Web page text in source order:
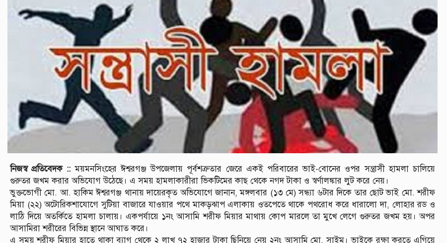
নিজস্ব প্রতিবেদক :: ময়মনসিংহের ঈশ্বরগঞ্জ উপজেলায় পূর্বশত্রুতার জেরে একই পরিবারের ভাই-বোনের ওপর সন্ত্রাসী হামলা চালিয়ে
গুরুতর জখম করার অভিযোগ উঠেছে। এ সময় হামলাকারীরা ভিকটিমের কাছ থেকে নগদ টাকা ও স্বর্ণালঙ্কার লুট করে নেয়।
ভুক্তভোগী মো. আ. হাকিম ঈশ্বরগঞ্জ থানায় দায়েরকৃত অভিযোগে জানান, মঙ্গলবার (১৩ মে) সন্ধ্যা ৬টার দিকে তার ছোট ভাই মো. শরীফ
মিয়া (২২) অটোরিকশাযোগে সুটিয়া বাজারে যাওয়ার পথে মাকড়ঝাপ এলাকায় ওতপেতে থাকে পথরোধ করে ধারালো দা, লোহার রড ও
লাঠি দিয়ে অতর্কিতে হামলা চালায়। একপর্যায়ে ১নং আসামি শরীফ মিয়ার মাথায় কোপ মারলে তা মুখে লেগে গুরুতর জখম হয়। অপর
আসামিরা শরীরের বিভিন্ন স্থানে আঘাত করে।
এ সময় শরীফ মিয়ার হাতে থাকা ব্যাগ থেকে ২ লাখ ৭২ হাজার টাকা ছিনিয়ে নেয় ২নং আসামি মো. সাইম। ভাইকে রক্ষা করতে এগিয়ে